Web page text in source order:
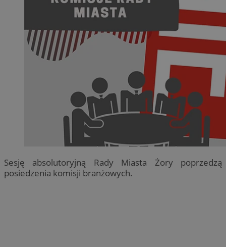
Sesję absolutoryjną Rady Miasta Żory poprzedzą
posiedzenia komisji branżowych.